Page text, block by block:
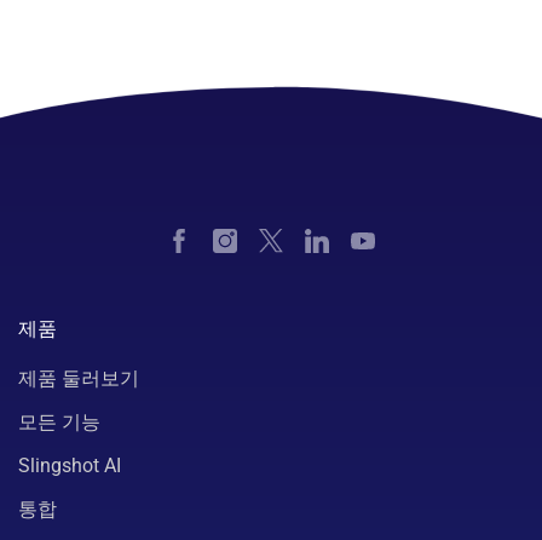
제품
제품 둘러보기
모든 기능
Slingshot AI
통합